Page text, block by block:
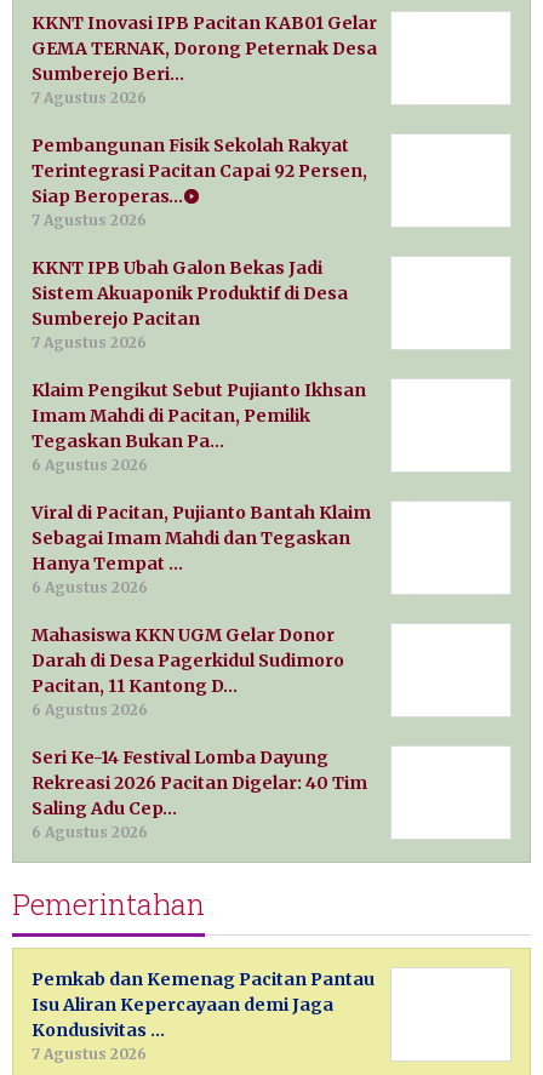
KKNT Inovasi IPB Pacitan KAB01 Gelar
GEMA TERNAK, Dorong Peternak Desa
Sumberejo Beri…
7 Agustus 2026
Pembangunan Fisik Sekolah Rakyat
Terintegrasi Pacitan Capai 92 Persen,
Siap Beroperas…
7 Agustus 2026
KKNT IPB Ubah Galon Bekas Jadi
Sistem Akuaponik Produktif di Desa
Sumberejo Pacitan
7 Agustus 2026
Klaim Pengikut Sebut Pujianto Ikhsan
Imam Mahdi di Pacitan, Pemilik
Tegaskan Bukan Pa…
6 Agustus 2026
Viral di Pacitan, Pujianto Bantah Klaim
Sebagai Imam Mahdi dan Tegaskan
Hanya Tempat …
6 Agustus 2026
Mahasiswa KKN UGM Gelar Donor
Darah di Desa Pagerkidul Sudimoro
Pacitan, 11 Kantong D…
6 Agustus 2026
Seri Ke-14 Festival Lomba Dayung
Rekreasi 2026 Pacitan Digelar: 40 Tim
Saling Adu Cep…
6 Agustus 2026
Pemerintahan
Pemkab dan Kemenag Pacitan Pantau
Isu Aliran Kepercayaan demi Jaga
Kondusivitas …
7 Agustus 2026